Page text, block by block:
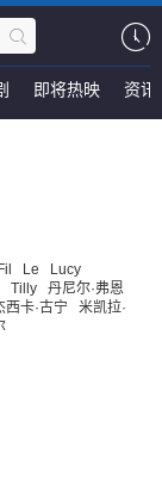
即将热映 资讯
Fil Le
Lucy
Tilly
丹尼尔·弗恩
西卡·古宁
米凯拉·